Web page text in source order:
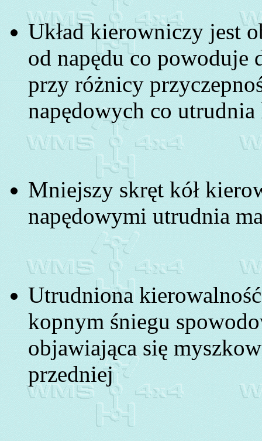
Układ kierowniczy jest
od napędu co powoduje
przy różnicy
napędowych co
Mniejszy skręt kół
napędowymi utrudnia
Utrudniona
kopnym śniegu
objawiająca się
przedniej